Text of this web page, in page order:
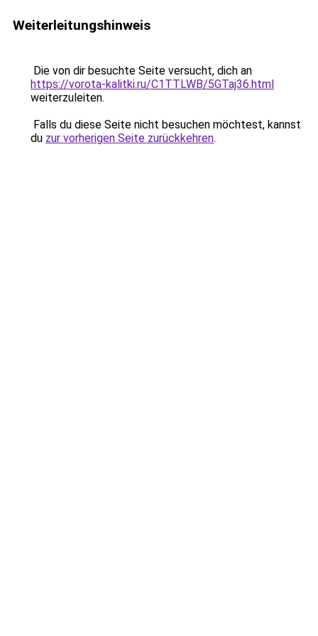
Weiterleitungshinweis
Die von dir besuchte Seite versucht, dich an
https://vorota-kalitki.ru/C1TTLWB/5GTaj36.html
weiterzuleiten.
Falls du diese Seite nicht besuchen möchtest, kannst
du zur vorherigen Seite zurückkehren.